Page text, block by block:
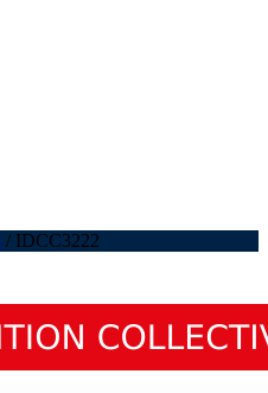
/ IDCC3222